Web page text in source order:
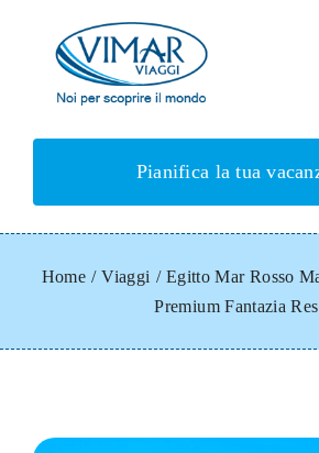
contenuto
Home
Viaggi e vacanze
Pianifica la tua
Home / Viaggi / Egitto Mar Rosso
Premium Fantazia